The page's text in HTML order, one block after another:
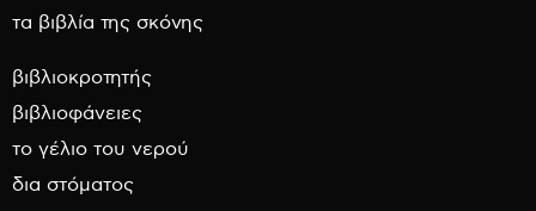
τα βιβλία της σκόνης
βιβλιοκροτητής
βιβλιοφάνειες
το γέλιο του νερού
δια στόματος